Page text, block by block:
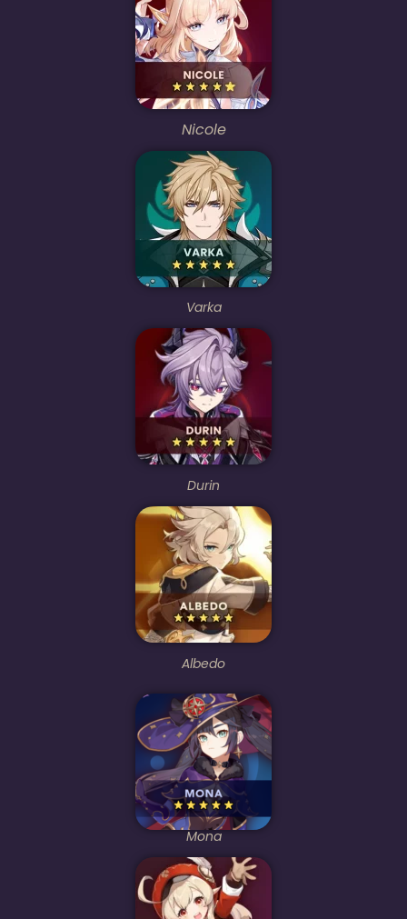
Nicole
Varka
Durin
Albedo
Mona